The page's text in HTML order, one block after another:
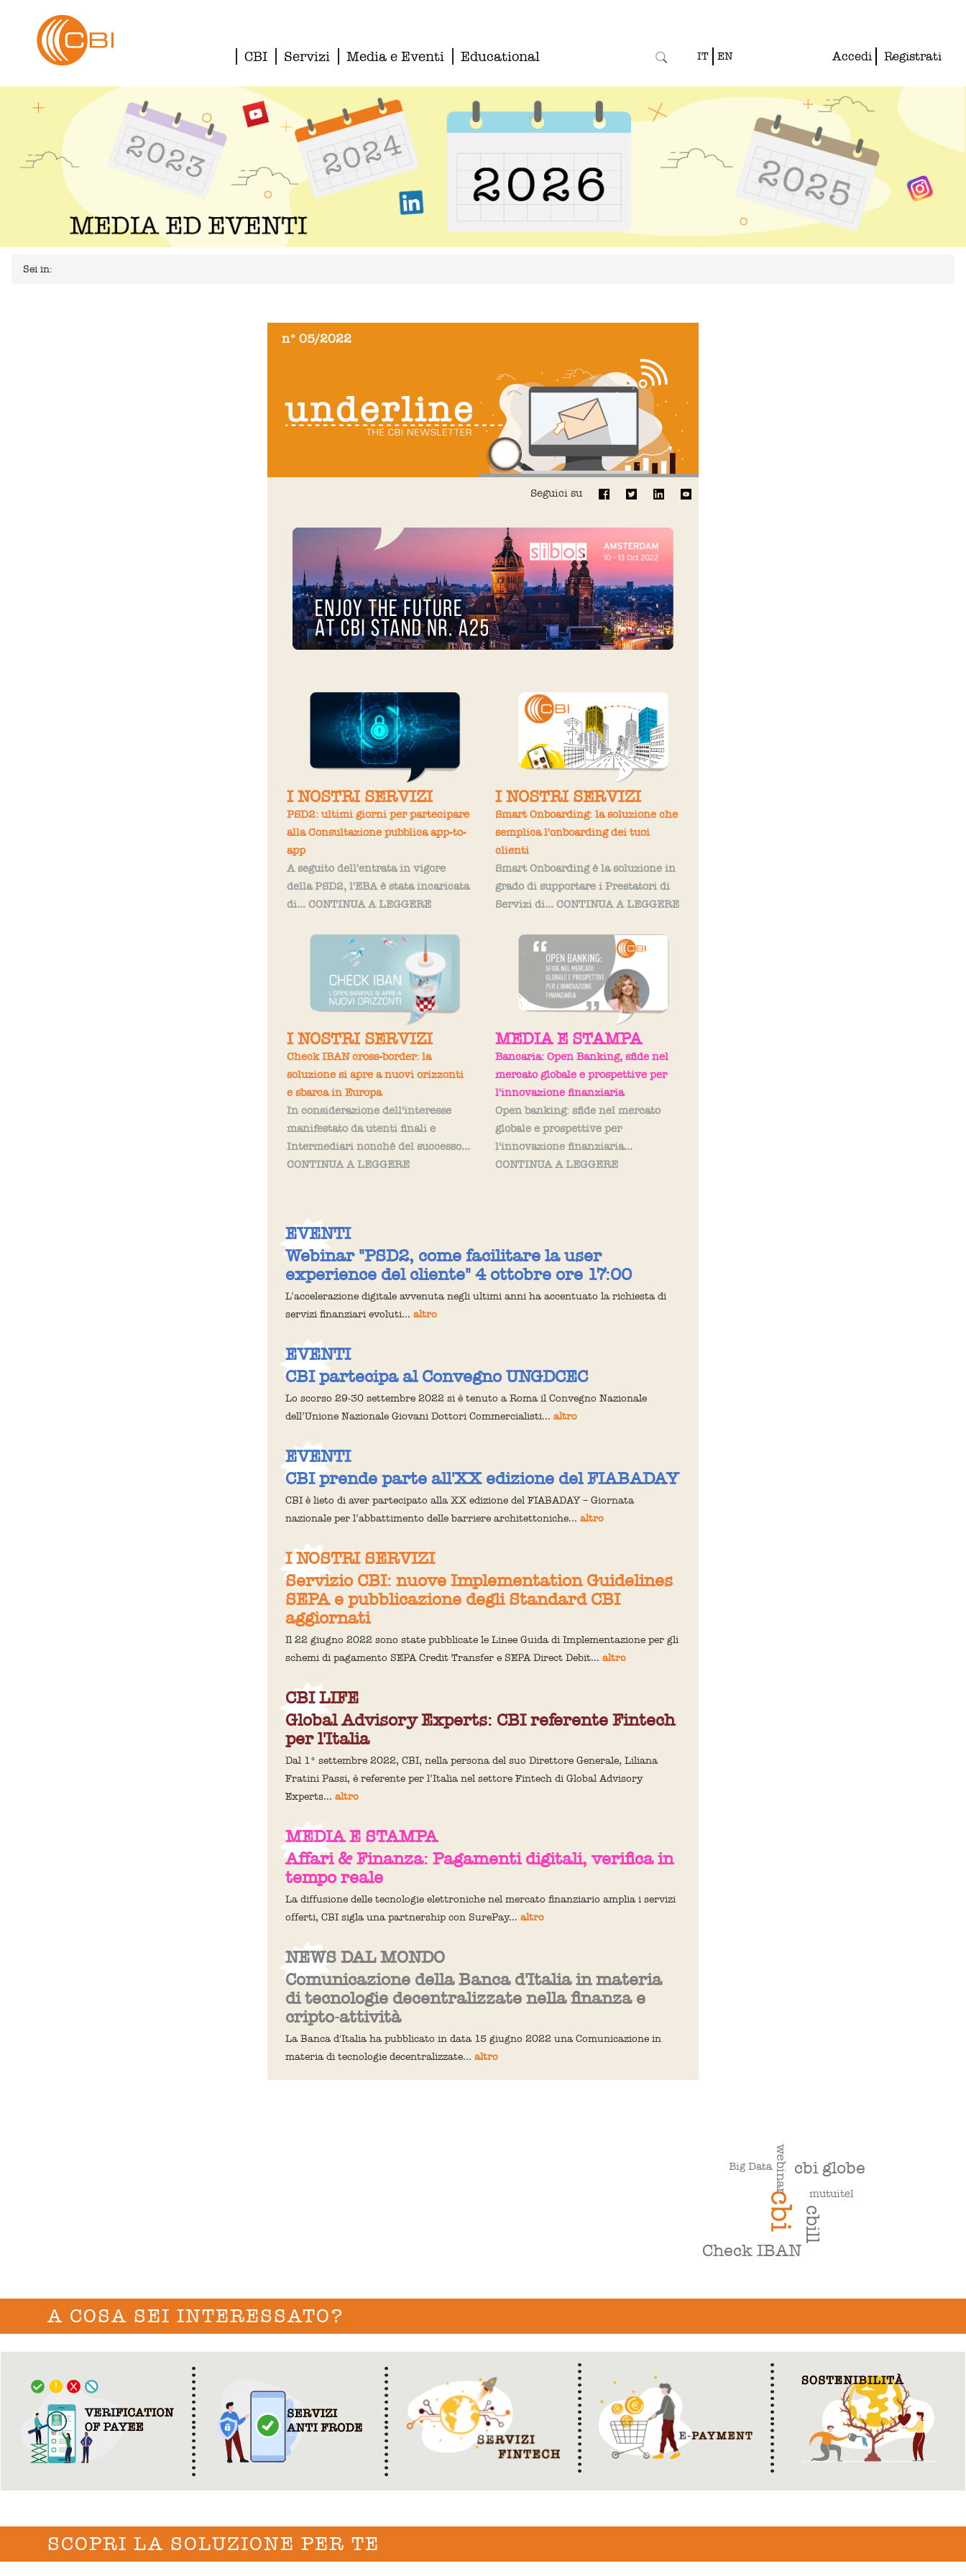
CBI Servizi Media e Eventi Educational IT EN Accedi Registrati
Sei in:
n° 05/2022
Seguici su
I NOSTRI SERVIZI
PSD2: ultimi giorni per partecipare
alla Consultazione pubblica app-to-
app
A seguito dell'entrata in vigore
della PSD2, l'EBA è stata incaricata
di... CONTINUA A LEGGERE
I NOSTRI SERVIZI
Smart Onboarding: la soluzione che
semplica l'onboarding dei tuoi
clienti
Smart Onboarding è la soluzione in
grado di supportare i Prestatori di
Servizi di... CONTINUA A LEGGERE
I NOSTRI SERVIZI
Check IBAN cross-border: la
soluzione si apre a nuovi orizzonti
e sbarca in Europa
In considerazione dell'interesse
manifestato da utenti finali e
Intermediari nonché del successo...
CONTINUA A LEGGERE
MEDIA E STAMPA
Bancaria: Open Banking, sfide nel
mercato globale e prospettive per
l'innovazione finanziaria
Open banking: sfide nel mercato
globale e prospettive per
l'innovazione finanziaria...
CONTINUA A LEGGERE
EVENTI
Webinar "PSD2, come facilitare la user
experience del cliente" 4 ottobre ore 17:00
L’accelerazione digitale avvenuta negli ultimi anni ha accentuato la richiesta di
servizi finanziari evoluti... altro
EVENTI
CBI partecipa al Convegno UNGDCEC
Lo scorso 29-30 settembre 2022 si è tenuto a Roma il Convegno Nazionale
dell’Unione Nazionale Giovani Dottori Commercialisti... altro
EVENTI
CBI prende parte all'XX edizione del FIABADAY
CBI è lieto di aver partecipato alla XX edizione del FIABADAY – Giornata
nazionale per l’abbattimento delle barriere architettoniche... altro
I NOSTRI SERVIZI
Servizio CBI: nuove Implementation Guidelines
SEPA e pubblicazione degli Standard CBI
aggiornati
Il 22 giugno 2022 sono state pubblicate le Linee Guida di Implementazione per gli
schemi di pagamento SEPA Credit Transfer e SEPA Direct Debit... altro
CBI LIFE
Global Advisory Experts: CBI referente Fintech
per l'Italia
Dal 1° settembre 2022, CBI, nella persona del suo Direttore Generale, Liliana
Fratini Passi, è referente per l’Italia nel settore Fintech di Global Advisory
Experts... altro
MEDIA E STAMPA
Affari & Finanza: Pagamenti digitali, verifica in
tempo reale
La diffusione delle tecnologie elettroniche nel mercato finanziario amplia i servizi
offerti, CBI sigla una partnership con SurePay... altro
NEWS DAL MONDO
Comunicazione della Banca d'Italia in materia
di tecnologie decentralizzate nella finanza e
cripto-attività
La Banca d'Italia ha pubblicato in data 15 giugno 2022 una Comunicazione in
materia di tecnologie decentralizzate... altro
cbi cbill
cbi globe
Check IBAN
webinar mutuitel
Big Data
A COSA SEI INTERESSATO?
SCOPRI LA SOLUZIONE PER TE